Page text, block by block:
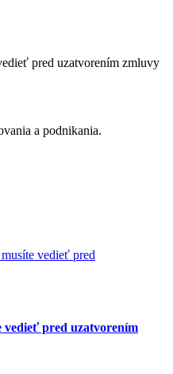
a podnikania.
vedieť pred uzatvorením